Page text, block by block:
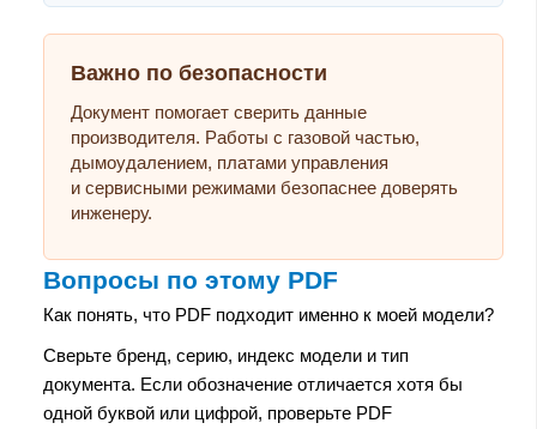
Важно по безопасности
Документ помогает сверить данные
производителя. Работы с газовой частью,
дымоудалением, платами управления
и сервисными режимами безопаснее доверять
инженеру.
Вопросы по этому PDF
Как понять, что PDF подходит именно к моей модели?
Сверьте бренд, серию, индекс модели и тип
документа. Если обозначение отличается хотя бы
одной буквой или цифрой, проверьте PDF